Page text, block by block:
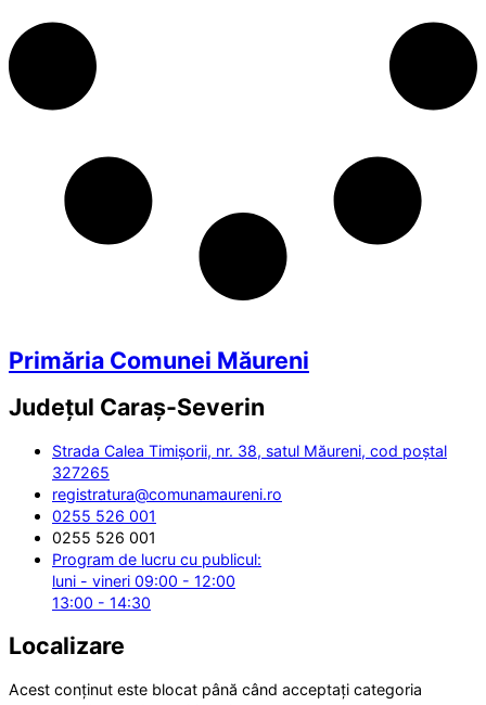
Primăria Comunei Măureni
Județul Caraș-Severin
Strada Calea Timișorii, nr. 38, satul Măureni, cod poștal
327265
registratura@comunamaureni.ro
0255 526 001
0255 526 001
Program de lucru cu publicul:
luni - vineri 09:00 - 12:00
13:00 - 14:30
Localizare
Acest conținut este blocat până când acceptați categoria